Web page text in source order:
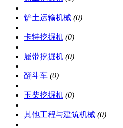
铲土运输机械 (0)
卡特挖掘机 (0)
履带挖掘机 (0)
翻斗车 (0)
玉柴挖掘机 (0)
其他工程与建筑机械 (0)